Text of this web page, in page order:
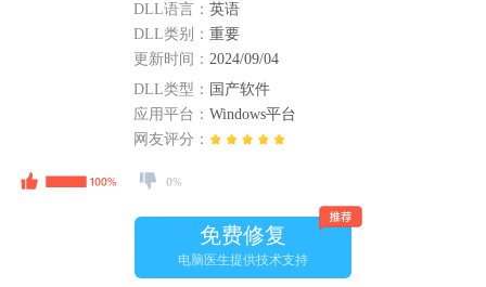
DLL语言： 英语
DLL类别： 重要
更新时间： 2024/09/04
DLL类型： 国产软件
应用平台： Windows平台
网友评分：
免费修复
电脑医生提供技术支持